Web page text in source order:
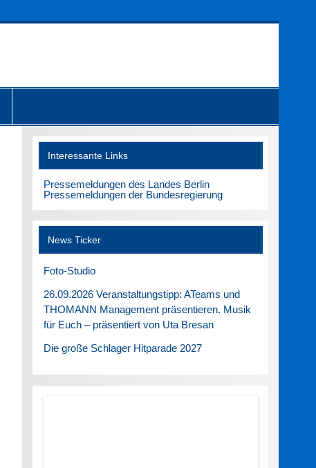
Interessante Links
Pressemeldungen des Landes Berlin
Pressemeldungen der Bundesregierung
News Ticker
Foto-Studio
26.09.2026 Veranstaltungstipp: ATeams und
THOMANN Management präsentieren. Musik
für Euch – präsentiert von Uta Bresan
Die große Schlager Hitparade 2027